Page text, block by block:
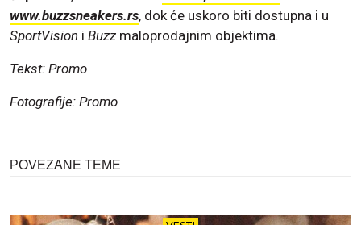
www.buzzsneakers.rs, dok će uskoro biti dostupna i u
SportVision i Buzz maloprodajnim objektima.
Tekst: Promo
Fotografije: Promo
POVEZANE TEME